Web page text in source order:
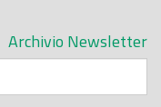
Archivio Newsletter